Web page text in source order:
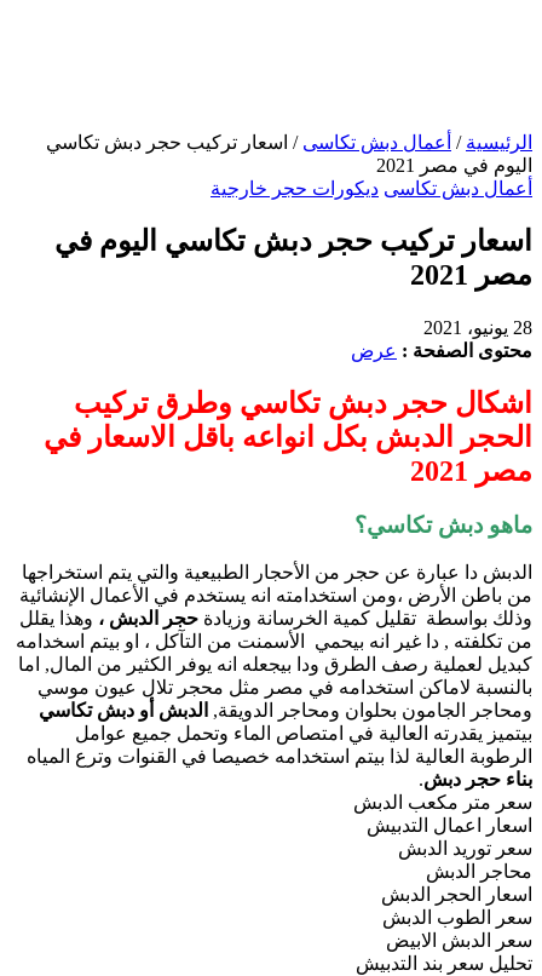
الرئيسية / أعمال دبش تكاسى / اسعار تركيب حجر دبش تكاسي
اليوم في مصر 2021
أعمال دبش تكاسى ديكورات حجر خارجية
اسعار تركيب حجر دبش تكاسي اليوم في
مصر 2021
28 يونيو، 2021
محتوى الصفحة : عرض
اشكال حجر دبش تكاسي وطرق تركيب
الحجر الدبش بكل انواعه باقل الاسعار في
مصر 2021
ماهو دبش تكاسي؟
الدبش دا عبارة عن حجر من الأحجار الطبيعية والتي يتم استخراجها
من باطن الأرض ،ومن استخدامته انه يستخدم في الأعمال الإنشائية
وذلك بواسطة تقليل كمية الخرسانة وزيادة حجر الدبش ، وهذا يقلل
من تكلفته , دا غير انه بيحمي الأسمنت من التآكل ، او بيتم اسخدامه
كبديل لعملية رصف الطرق ودا بيجعله انه يوفر الكثير من المال, اما
بالنسبة لاماكن استخدامه في مصر مثل محجر تلال عيون موسي
ومحاجر الجامون بحلوان ومحاجر الدويقة, الدبش أو دبش تكاسي
بيتميز يقدرته العالية في امتصاص الماء وتحمل جميع عوامل
الرطوبة العالية لذا بيتم استخدامه خصيصا في القنوات وترع المياه
بناء حجر دبش.
سعر متر مكعب الدبش
اسعار اعمال التدبيش
سعر توريد الدبش
محاجر الدبش
اسعار الحجر الدبش
سعر الطوب الدبش
سعر الدبش الابيض
تحليل سعر بند التدبيش